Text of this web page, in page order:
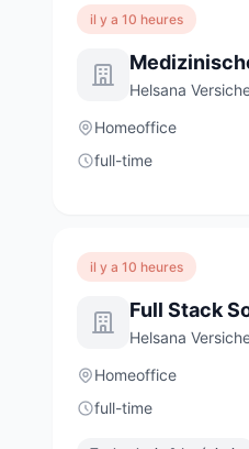
il y a 10 heures
Helsana
Homeoffice
full-time
il y a 10 heures
Helsana
Homeoffice
full-time